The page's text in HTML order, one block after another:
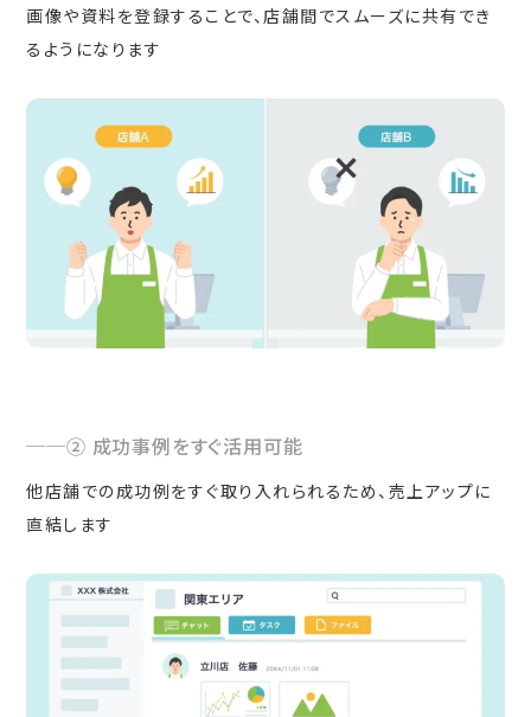
画像や資料を登録することで、店舗間でスムーズに共有でき
るようになります
② 成功事例をすぐ活用可能
他店舗での成功例をすぐ取り入れられるため、売上アップに
直結します